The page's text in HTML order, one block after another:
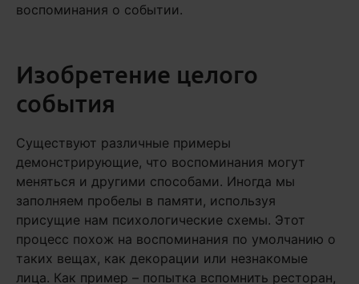
воспоминания о событии.
Изобретение целого
события
Существуют различные примеры
демонстрирующие, что воспоминания могут
меняться и другими способами. Иногда мы
заполняем пробелы в памяти, используя
присущие нам психологические схемы. Этот
процесс похож на воспоминания по умолчанию о
таких вещах, как декорации или незнакомые
лица. Как пример – попытка вспомнить ресторан,